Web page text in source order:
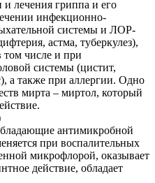
лечения гриппа и его
инфекционно-
системы и ЛОР-
астма, туберкулез),
том числе и при
системы (цистит,
а также при аллергии. Одно
мирта – миртол, который
антимикробной
при воспалительных
микрофлорой, оказывает
действие, обладает